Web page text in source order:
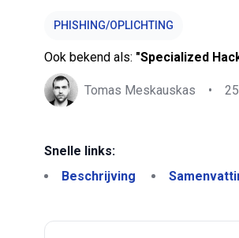
PHISHING/OPLICHTING
Ook bekend als: "Specialized
Tomas Meskauskas •
Snelle links:
Beschrijving